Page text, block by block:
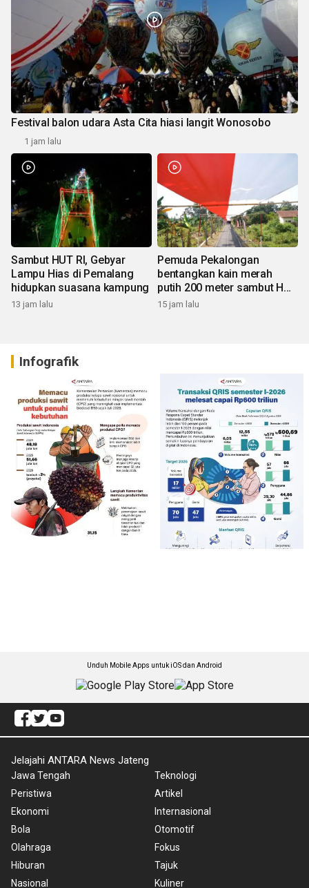
Festival balon udara Asta Cita hiasi langit Wonosobo
1 jam lalu
Sambut HUT RI, Gebyar
Lampu Hias di Pemalang
hidupkan suasana kampung
13 jam lalu
Pemuda Pekalongan
bentangkan kain merah
putih 200 meter sambut HUT
RI
15 jam lalu
Infografik
Unduh Mobile Apps untuk iOS dan Android
Jelajahi ANTARA News Jateng
Jawa Tengah
Peristiwa
Ekonomi
Bola
Olahraga
Hiburan
Nasional
Teknologi
Artikel
Internasional
Otomotif
Fokus
Tajuk
Kuliner